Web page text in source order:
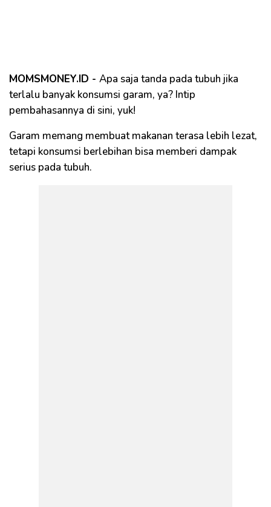
MOMSMONEY.ID - Apa saja tanda pada tubuh jika
terlalu banyak konsumsi garam, ya? Intip
pembahasannya di sini, yuk!
Garam memang membuat makanan terasa lebih lezat,
tetapi konsumsi berlebihan bisa memberi dampak
serius pada tubuh.